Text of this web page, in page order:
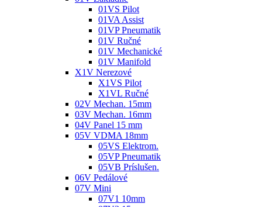
01VS Pilot
01VA Assist
01VP Pneumatik
01V Ručné
01V Mechanické
01V Manifold
X1V Nerezové
X1VS Pilot
X1VL Ručné
02V Mechan. 15mm
03V Mechan. 16mm
04V Panel 15 mm
05V VDMA 18mm
05VS Elektrom.
05VP Pneumatik
05VB Príslušen.
06V Pedálové
07V Mini
07V1 10mm